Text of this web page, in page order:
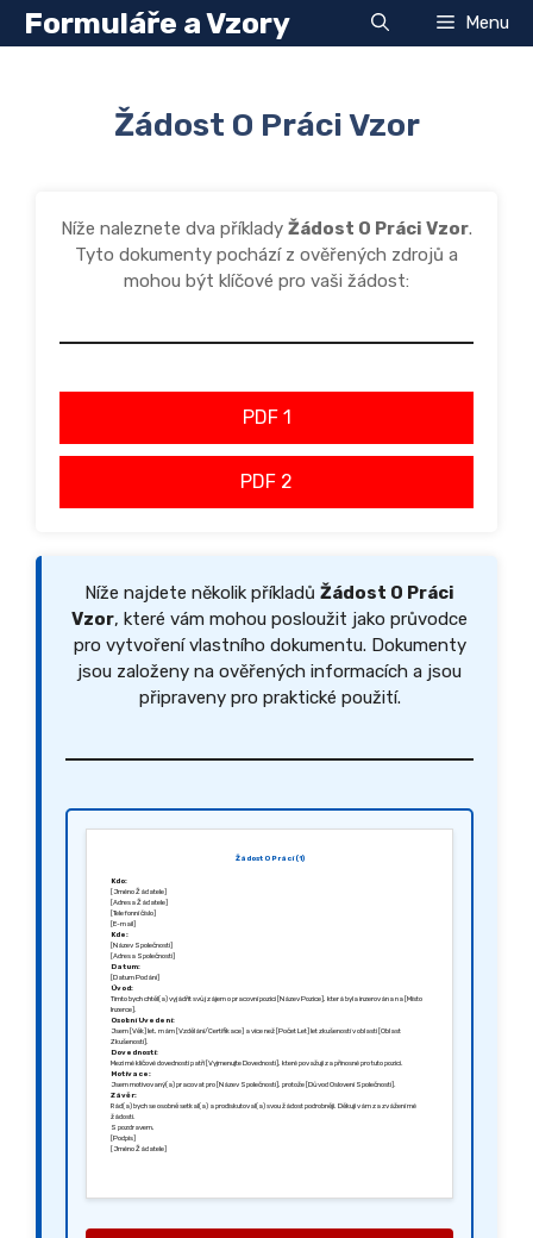
Přeskočit
Formuláře a Vzory Menu
Žádost O Práci Vzor
Níže naleznete dva příklady Žádost O Práci Vzor.
Tyto dokumenty pochází z ověřených zdrojů a
mohou být klíčové pro vaši žádost:
PDF 1
PDF 2
Níže najdete několik příkladů Žádost O Práci
Vzor, které vám mohou posloužit jako průvodce
pro vytvoření vlastního dokumentu. Dokumenty
jsou založeny na ověřených informacích a jsou
připraveny pro praktické použití.
Žádost O Práci (1)
Kdo:
[Jméno Žádatele]
[Adresa Žádatele]
[Telefonní číslo]
[E-mail]
Kde:
[Název Společnosti]
[Adresa Společnosti]
Datum:
[Datum Podání]
Úvod:
Tímto bych chtěl(a) vyjádřit svůj zájem o pracovní pozici [Název Pozice], která byla inzerována na [Místo
Inzerce].
Osobní Uvedení:
Jsem [Věk] let, mám [Vzdělání/Certifikace] a více než [Počet Let] let zkušeností v oblasti [Oblast
Zkušeností].
Dovednosti:
Mezi mé klíčové dovednosti patří [Vyjmenujte Dovednosti], které považuji za přínosné pro tuto pozici.
Motivace:
Jsem motivovaný(a) pracovat pro [Název Společnosti], protože [Důvod Oslovení Společnosti].
Závěr:
Rád(a) bych se osobně setkal(a) a prodiskutoval(a) svou žádost podrobněji. Děkuji vám za zvážení mé
žádosti.
S pozdravem,
[Podpis]
[Jméno Žádatele]